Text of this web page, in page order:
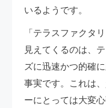
いるようです。
「テラスファクタ
見えてくるのは、
ズに迅速かつ的確
事実です。これは
ーにとっては大変